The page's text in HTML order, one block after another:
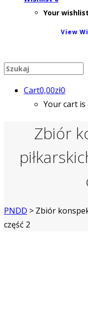
Your
View
Cart0,00zł0
Your cart is
Zbiór
PNDD > Zbiór
część 2